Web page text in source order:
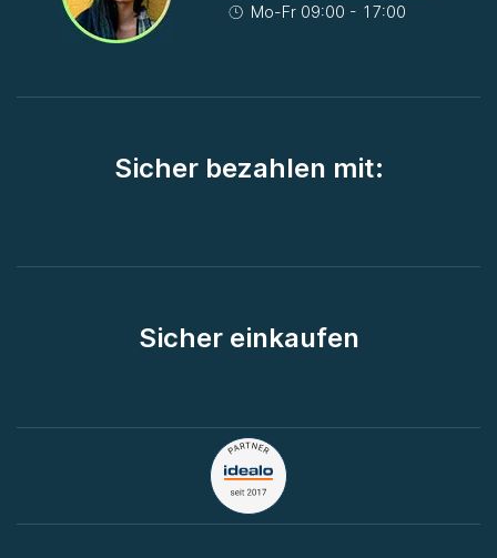
Mo-Fr 09:00 - 17:00
Sicher bezahlen mit:
Sicher einkaufen